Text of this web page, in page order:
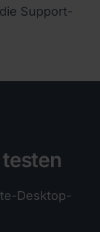
Support-
Desktop-